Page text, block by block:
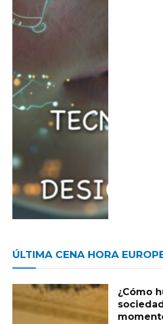
ÚLTIMA CENA HORA
¿Cómo